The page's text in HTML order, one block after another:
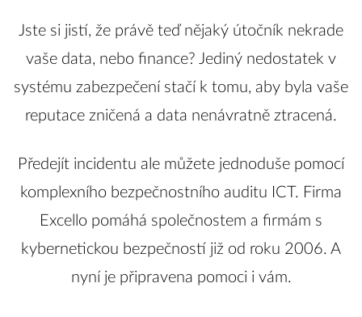
Jste si jistí, že právě teď nějaký útočník nekrade
vaše data, nebo finance? Jediný nedostatek v
systému zabezpečení stačí k tomu, aby byla vaše
reputace zničená a data nenávratně ztracená.
Předejít incidentu ale můžete jednoduše pomocí
komplexního bezpečnostního auditu ICT. Firma
Excello pomáhá společnostem a firmám s
kybernetickou bezpečností již od roku 2006. A
nyní je připravena pomoci i vám.